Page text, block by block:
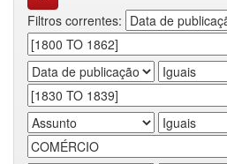
Filtros correntes: